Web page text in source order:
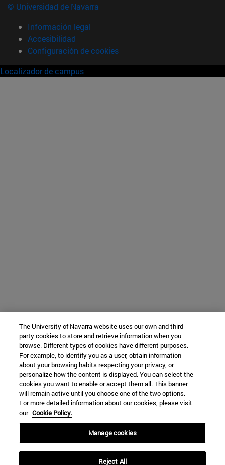
© Universidad de Navarra
Información legal
Accesibilidad
Configuración de cookies
Localizador de campus
The University of Navarra website uses our own and third-
party cookies to store and retrieve information when you
browse. Different types of cookies have different purposes.
For example, to identify you as a user, obtain information
about your browsing habits respecting your privacy, or
personalize how the content is displayed. You can select the
cookies you want to enable or accept them all. This banner
will remain active until you choose one of the two options.
For more detailed information about our cookies, please visit
our Cookie Policy.
Manage cookies
Reject All